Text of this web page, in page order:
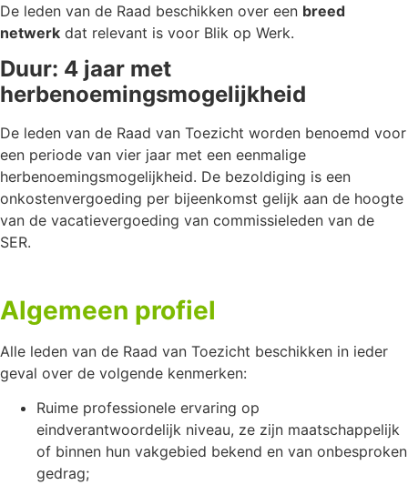
De leden van de Raad beschikken over een breed
netwerk dat relevant is voor Blik op Werk.
Duur: 4 jaar met
herbenoemingsmogelijkheid
De leden van de Raad van Toezicht worden benoemd voor
een periode van vier jaar met een eenmalige
herbenoemingsmogelijkheid. De bezoldiging is een
onkostenvergoeding per bijeenkomst gelijk aan de hoogte
van de vacatievergoeding van commissieleden van de
SER.
Algemeen profiel
Alle leden van de Raad van Toezicht beschikken in ieder
geval over de volgende kenmerken:
Ruime professionele ervaring op
eindverantwoordelijk niveau, ze zijn maatschappelijk
of binnen hun vakgebied bekend en van onbesproken
gedrag;